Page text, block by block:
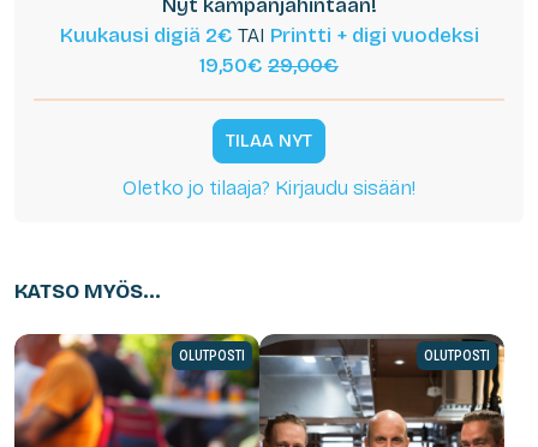
Nyt kampanjahintaan!
Kuukausi digiä 2€ TAI Printti + digi vuodeksi
19,50€ 29,00€
TILAA NYT
Oletko jo tilaaja? Kirjaudu sisään!
KATSO MYÖS...
OLUTPOSTI OLUTPOSTI